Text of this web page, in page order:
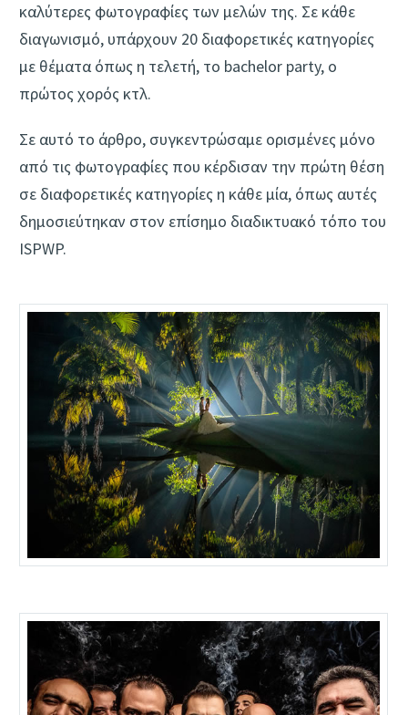
καλύτερες φωτογραφίες των μελών της. Σε κάθε
διαγωνισμό, υπάρχουν 20 διαφορετικές κατηγορίες
με θέματα όπως η τελετή, το bachelor party, ο
πρώτος χορός κτλ.
Σε αυτό το άρθρο, συγκεντρώσαμε ορισμένες μόνο
από τις φωτογραφίες που κέρδισαν την πρώτη θέση
σε διαφορετικές κατηγορίες η κάθε μία, όπως αυτές
δημοσιεύτηκαν στον επίσημο διαδικτυακό τόπο του
ISPWP.